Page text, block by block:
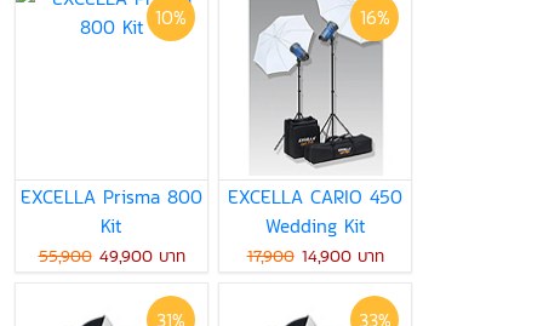
10%
EXCELLA Prisma 800
Kit
55,900 49,900 บาท
16%
EXCELLA CARIO 450
Wedding Kit
17,900 14,900 บาท
31% 33%